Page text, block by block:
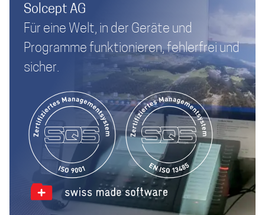
Solcept AG
Für eine Welt, in der Geräte und
Programme funktionieren, fehlerfrei und
sicher.